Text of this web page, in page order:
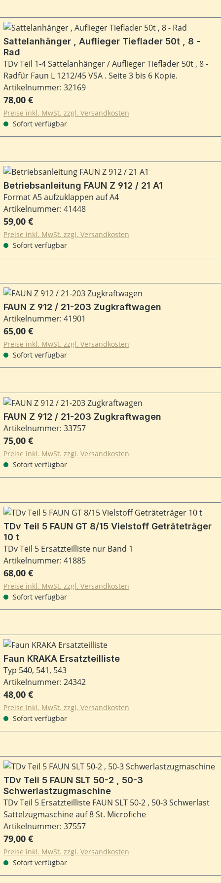
Sattelanhänger , Auflieger Tieflader 50t , 8 -
Rad
TDv Teil 1-4 Sattelanhänger / Auflieger Tieflader 50t , 8 -
Radfür Faun L 1212/45 VSA . Seite 3 bis 6 Kopie.
Artikelnummer: 32169
Regulärer Preis:
78,00 €
Preise inkl. MwSt. zzgl. Versandkosten
Sofort verfügbar
Betriebsanleitung FAUN Z 912 / 21 A1
Format A5 aufzuklappen auf A4
Artikelnummer: 41448
Regulärer Preis:
59,00 €
Preise inkl. MwSt. zzgl. Versandkosten
Sofort verfügbar
FAUN Z 912 / 21-203 Zugkraftwagen
Artikelnummer: 41901
Regulärer Preis:
65,00 €
Preise inkl. MwSt. zzgl. Versandkosten
Sofort verfügbar
FAUN Z 912 / 21-203 Zugkraftwagen
Artikelnummer: 33757
Regulärer Preis:
75,00 €
Preise inkl. MwSt. zzgl. Versandkosten
Sofort verfügbar
TDv Teil 5 FAUN GT 8/15 Vielstoff Geträteträger
10 t
TDv Teil 5 Ersatzteilliste nur Band 1
Artikelnummer: 41885
Regulärer Preis:
68,00 €
Preise inkl. MwSt. zzgl. Versandkosten
Sofort verfügbar
Faun KRAKA Ersatzteilliste
Typ 540, 541, 543
Artikelnummer: 24342
Regulärer Preis:
48,00 €
Preise inkl. MwSt. zzgl. Versandkosten
Sofort verfügbar
TDv Teil 5 FAUN SLT 50-2 , 50-3
Schwerlastzugmaschine
TDv Teil 5 Ersatzteilliste FAUN SLT 50-2 , 50-3 Schwerlast
Sattelzugmaschine auf 8 St. Microfiche
Artikelnummer: 37557
Regulärer Preis:
79,00 €
Preise inkl. MwSt. zzgl. Versandkosten
Sofort verfügbar